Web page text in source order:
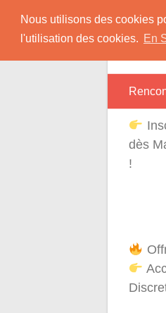
Nous utilisons des cookies
l'utilisation des cookies. En
content
dès
!